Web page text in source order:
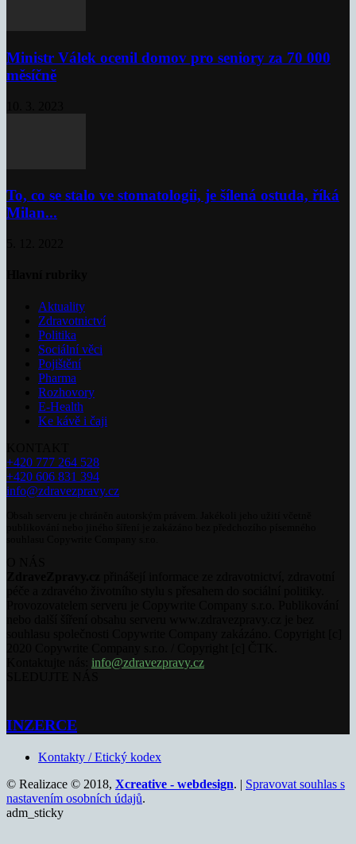
Ministr Válek ocenil domov pro seniory za 70 000
měsíčně
To, co se stalo ve stomatologii, je šílená ostuda, říká
Milan...
Aktuality
Zdravotnictví
Politika
Sociální věci
Pojištění
Pharma
Rozhovory
E-Health
Ke kávě i čaji
+420 777 264 528
+420 606 831 394
info@zdravezpravy.cz
info@zdravezpravy.cz
INZERCE
Kontakty / Etický kodex
© Realizace © 2018, Xcreative - webdesign. | Spravovat souhlas s
nastavením osobních údajů.
adm_sticky